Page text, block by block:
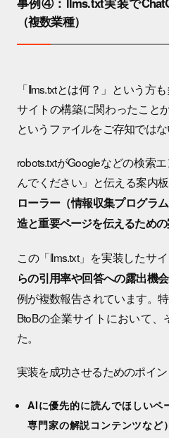
（複数業種）
「llms.txtとは何？」という方
サイトの構築に関わったこと
というファイルをご存知ではな
robots.txtがGoogleなどの検索
んでください」と伝える案内板
ローラー（情報収集プログラ
造と重要ページを伝えるため
この「llms.txt」を実装したサ
らの引用率や回答への露出機
例が複数報告されています。
BtoBの企業サイトにおいて
た。
実装を成功させるためのポイン
AIに優先的に読んでほしいペ
専門家の解説コンテンツなど